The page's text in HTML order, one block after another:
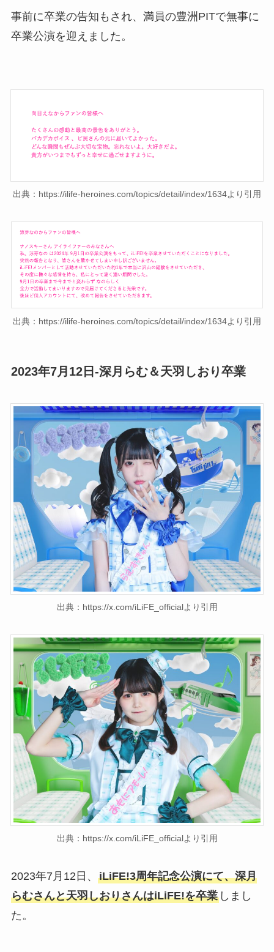
事前に卒業の告知もされ、満員の豊洲PITで無事に
卒業公演を迎えました。
出典：https://ilife-heroines.com/topics/detail/index/1634より引用
出典：https://ilife-heroines.com/topics/detail/index/1634より引用
2023年7月12日-深月らむ＆天羽しおり卒業
出典：https://x.com/iLiFE_officialより引用
出典：https://x.com/iLiFE_officialより引用
2023年7月12日、 iLiFE!3周年記念公演にて、深月
らむさんと天羽しおりさんはiLiFE!を卒業しまし
た。